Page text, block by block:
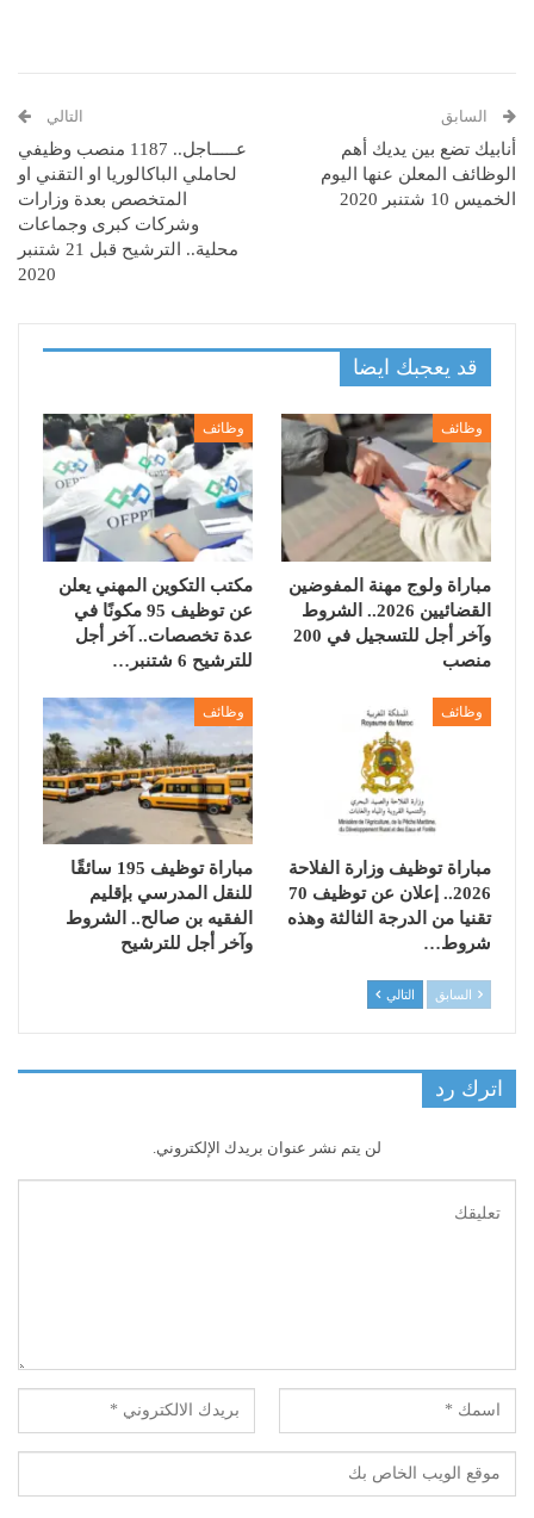
السابق
أنابيك تضع بين يديك أهم
الوظائف المعلن عنها اليوم
الخميس 10 شتنبر 2020
التالي
عـــــاجل.. 1187 منصب وظيفي
لحاملي الباكالوريا او التقني او
المتخصص بعدة وزارات
وشركات كبرى وجماعات
محلية.. الترشيح قبل 21 شتنبر
2020
قد يعجبك ايضا
وظائف
مباراة ولوج مهنة المفوضين
القضائيين 2026.. الشروط
وآخر أجل للتسجيل في 200
منصب
وظائف
مكتب التكوين المهني يعلن
عن توظيف 95 مكونًا في
عدة تخصصات.. آخر أجل
للترشيح 6 شتنبر…
وظائف
مباراة توظيف وزارة الفلاحة
2026.. إعلان عن توظيف 70
تقنيا من الدرجة الثالثة وهذه
شروط…
وظائف
مباراة توظيف 195 سائقًا
للنقل المدرسي بإقليم
الفقيه بن صالح.. الشروط
وآخر أجل للترشيح
السابق التالي
اترك رد
لن يتم نشر عنوان بريدك الإلكتروني.